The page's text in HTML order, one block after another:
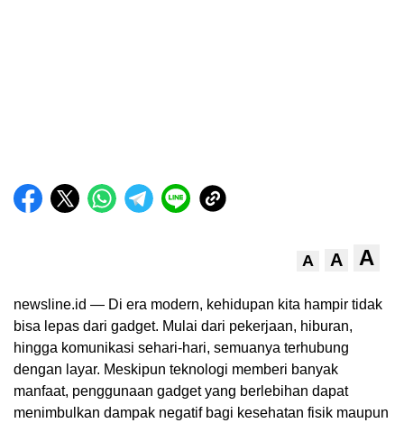
A A A
newsline.id — Di era modern, kehidupan kita hampir tidak
bisa lepas dari gadget. Mulai dari pekerjaan, hiburan,
hingga komunikasi sehari-hari, semuanya terhubung
dengan layar. Meskipun teknologi memberi banyak
manfaat, penggunaan gadget yang berlebihan dapat
menimbulkan dampak negatif bagi kesehatan fisik maupun